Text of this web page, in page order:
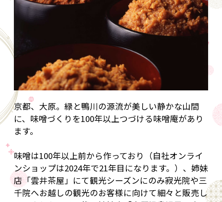
京都、大原。緑と鴨川の源流が美しい静かな山間
に、味噌づくりを100年以上つづける味噌庵があり
ます。
味噌は100年以上前から作っており（自社オンライ
ンショップは2024年で21年目になります。）、姉妹
店「雲井茶屋」にて観光シーズンにのみ寂光院や三
千院へお越しの観光のお客様に向けて細々と販売し